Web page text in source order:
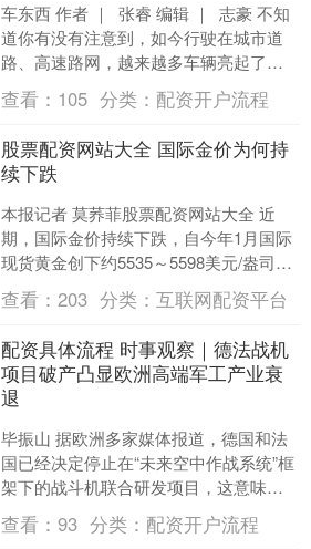
车东西 作者 ｜ 张睿 编辑 ｜ 志豪 不知
道你有没有注意到，如今行驶在城市道
路、高速路网，越来越多车辆亮起了辅
助驾驶“小蓝灯”。 而曾几何时，领先的辅
助驾....
查看： 105 分类： 配资开户流程
股票配资网站大全 国际金价为何持
续下跌
本报记者 莫荞菲股票配资网站大全 近
期，国际金价持续下跌，自今年1月国际
现货黄金创下约5535～5598美元/盎司的
历史高点后，截至6月9日，纽约商品交
易所8月....
查看：203 分类：互联网配资平台
配资具体流程 时事观察｜德法战机
项目破产凸显欧洲高端军工产业衰
退
毕振山 据欧洲多家媒体报道，德国和法
国已经决定停止在“未来空中作战系统”框
架下的战斗机联合研发项目，这意味着
德法持续9年的第六代战机（六代机）项
目正式破产。有分....
查看：93 分类： 配资开户流程